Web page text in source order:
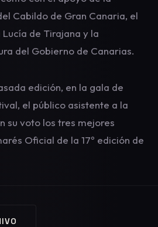
Cabildo de Gran Canaria, el
de Tirajana y la
del Gobierno de Canarias.
edición, en la gala de
el público asistente a la
su voto los tres mejores
Oficial de la 17º edición de